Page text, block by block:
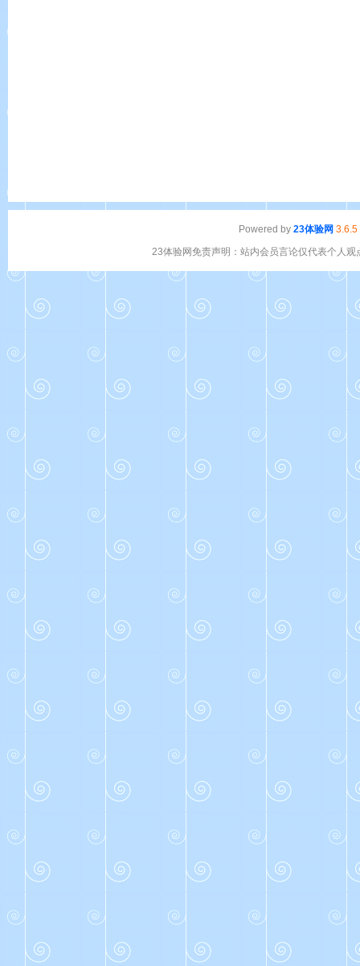
Powered by 23体验网 3.6.5
23体验网免责声明：站内会员言论仅代表个人